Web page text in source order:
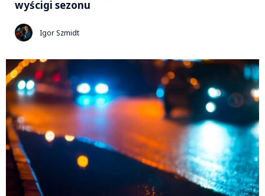
wyścigi sezonu
Igor Szmidt